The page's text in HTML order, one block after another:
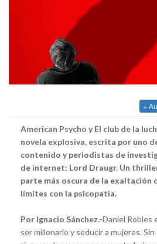
+
American Psycho yEl club de la
novela explosiva, escrita por uno
contenido y periodistas de
de internet: Lord Draugr. Un
parte más oscura de la exaltación
límites con la psicopatía.
Por Ignacio Sánchez.-Daniel Robles
ser millonario y seducir a mujeres.